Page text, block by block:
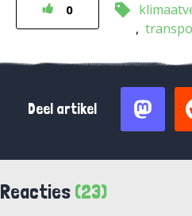
0
Deel artikel
Reacties (23)